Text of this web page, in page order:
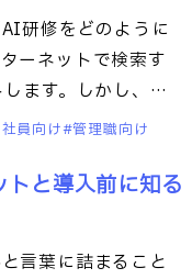
研修をどのように
ーネットで検索す
ます。しかし、ど
員向け 管理職向け
と導入前に知る
言葉に詰まること